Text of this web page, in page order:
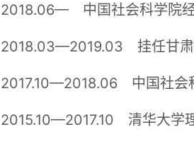
2018.06— 中国社会科学院
2018.03—2019.03 挂任甘肃
2017.10—2018.06 中国社会
2015.10—2017.10 清华大学